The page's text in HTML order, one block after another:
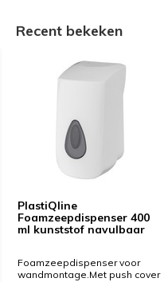
Recent bekeken
PlastiQline
Foamzeepdispenser 400
ml kunststof navulbaar
Foamzeepdispenser voor
wandmontage.Met push cover